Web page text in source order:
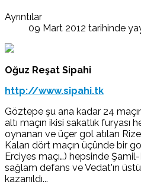
Ayrıntılar
09 Mart 2012 tarihinde
Oğuz Reşat Sipahi
http://www.sipahi.tk
Göztepe şu ana kadar 24 maçın
altı maçın ikisi sakatlık furyası
oynanan ve üçer gol atılan
Kalan dört maçın üçünde bir
Erciyes maçı…) hepsinde
sağlam defans ve Vedat'ın
kazanıldı...